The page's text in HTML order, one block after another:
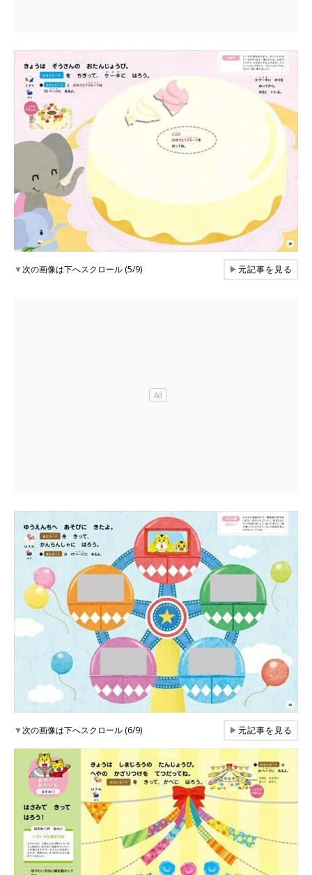
▼次の画像は下へスクロール (5/9) ▶元記事を見る
▼次の画像は下へスクロール (6/9) ▶元記事を見る